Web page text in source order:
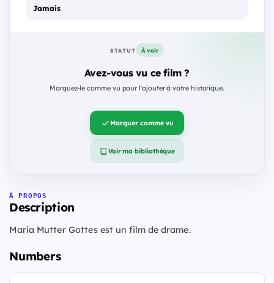
Jamais
STATUT À voir
Avez-vous vu ce film ?
Marquez-le comme vu pour l'ajouter à votre historique.
Marquer comme vu
Voir ma bibliothèque
À PROPOS
Description
Maria Mutter Gottes est un film de drame.
Numbers